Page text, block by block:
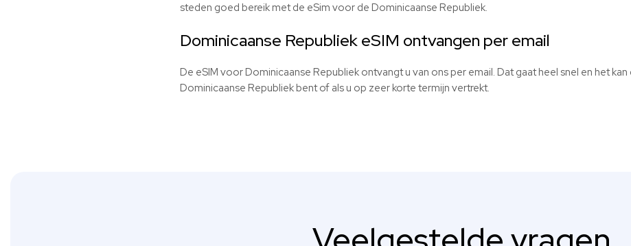
steden goed bereik met de eSim voor de Dominicaanse Republiek.
Dominicaanse RepubliekeSIM ontvangen per email
De eSIM voor Dominicaanse Republiek ontvangt u van ons per email. Dat gaat heel snel en het kan
Dominicaanse Republiek bent of als u op zeer korte termijn vertrekt.